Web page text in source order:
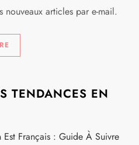
nouveaux articles par e-mail.
TENDANCES EN
Français : Guide À Suivre